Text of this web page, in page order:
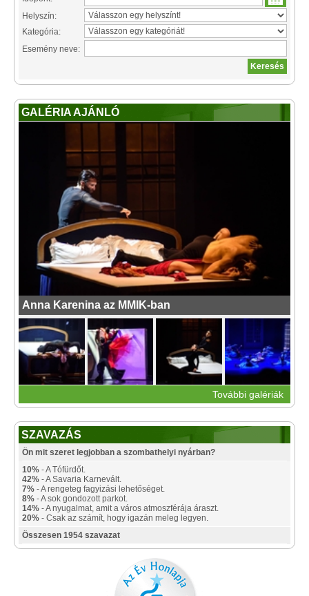
Helyszín:
Kategória:
Esemény neve:
GALÉRIA AJÁNLÓ
Anna Karenina az MMIK-ban
További galériák
SZAVAZÁS
Ön mit szeret legjobban a szombathelyi nyárban?
10% - A Tófürdőt.
42% - A Savaria Karnevált.
7% - A rengeteg fagyizási lehetőséget.
8% - A sok gondozott parkot.
14% - A nyugalmat, amit a város atmoszférája áraszt.
20% - Csak az számít, hogy igazán meleg legyen.
Összesen 1954 szavazat